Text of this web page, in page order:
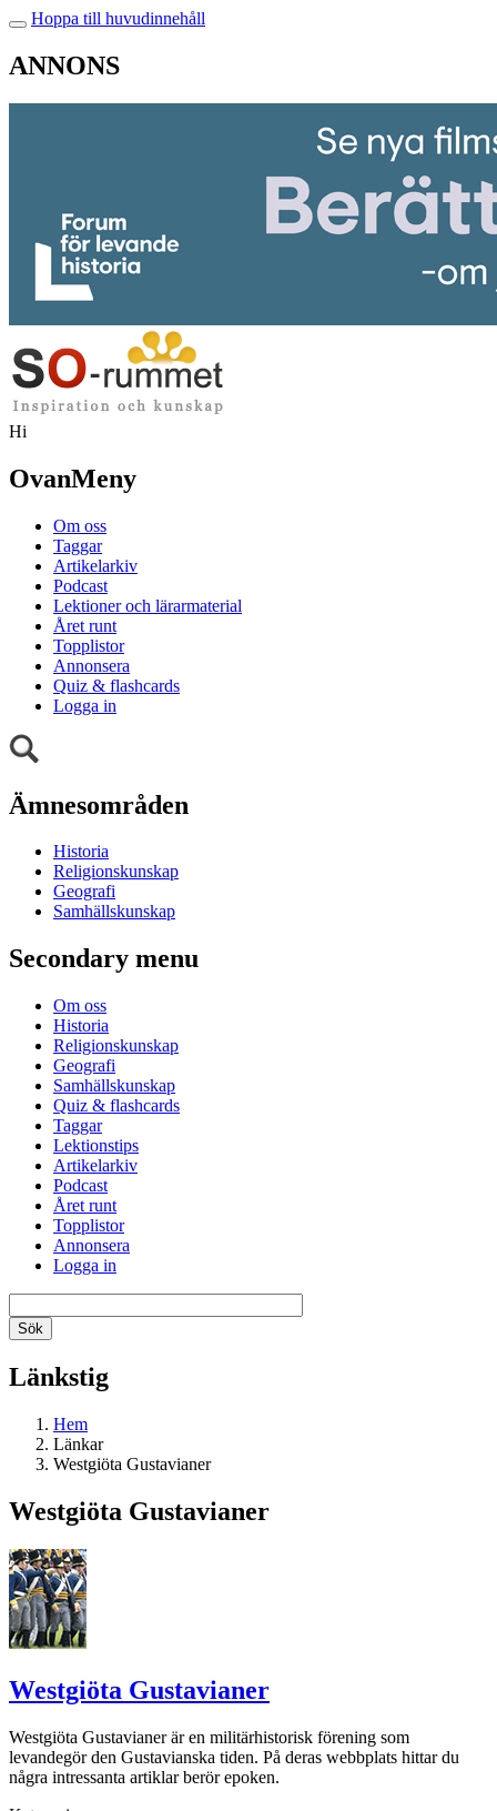
Hoppa till huvudinnehåll
ANNONS
Hi
OvanMeny
Om oss
Taggar
Artikelarkiv
Podcast
Lektioner och lärarmaterial
Året runt
Topplistor
Annonsera
Quiz & flashcards
Logga in
Ämnesområden
Historia
Religionskunskap
Geografi
Samhällskunskap
Secondary menu
Om oss
Historia
Religionskunskap
Geografi
Samhällskunskap
Quiz & flashcards
Taggar
Lektionstips
Artikelarkiv
Podcast
Året runt
Topplistor
Annonsera
Logga in
Länkstig
Hem
Länkar
Westgiöta Gustavianer
Westgiöta Gustavianer
Westgiöta Gustavianer
Westgiöta Gustavianer är en militärhistorisk förening som
levandegör den Gustavianska tiden. På deras webbplats hittar du
några intressanta artiklar berör epoken.